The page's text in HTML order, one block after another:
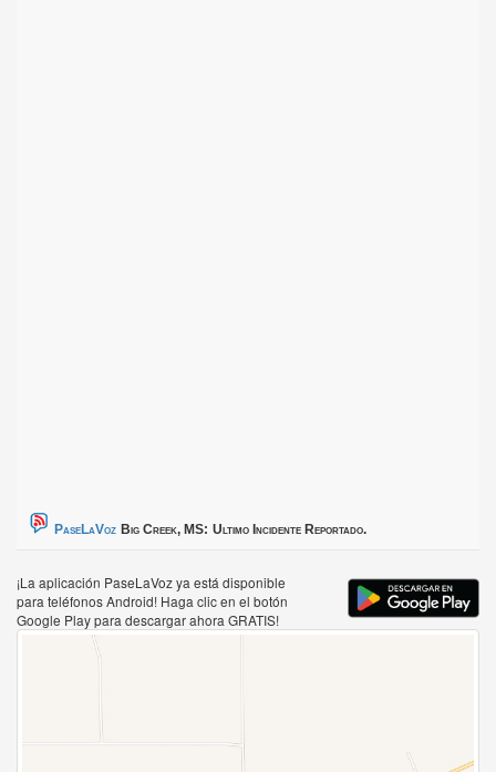
PaseLaVoz Big Creek, MS: Ultimo Incidente Reportado.
¡La aplicación PaseLaVoz ya está disponible
para teléfonos Android! Haga clic en el botón
Google Play para descargar ahora GRATIS!